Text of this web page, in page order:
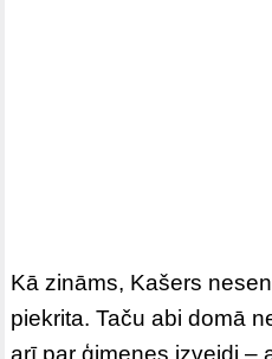
Kā zināms, Kašers
piekrita. Taču abi domā
arī par ģimenes izveidi –